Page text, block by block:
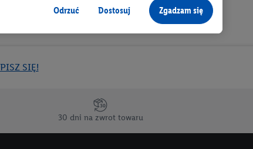
SIĘ!
30 dni na zwrot towaru
administrator danych
profili, które są również wzbogacane o dane z innych
danych dotyczących lokalizacji), również przez różne
dostępu do informacji na urządzeniach
reklamy, badania grup docelowych,
i optymalizacji wyświetlania konkretnych treści.
Odrzuć Dostosuj Zgadzam się